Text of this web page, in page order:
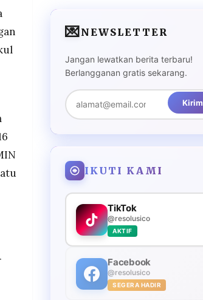
💌NEWSLETTER
Jangan lewatkan berita terbaru!
Berlangganan gratis sekarang.
Kirim
IKUTI KAMI
TikTok
@resolusico
AKTIF
Facebook
@resolusico
SEGERA HADIR